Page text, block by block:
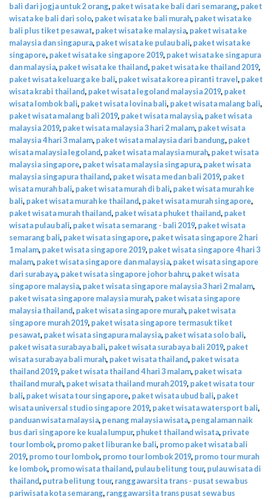
bali dari jogja untuk 2 orang, paket wisata ke bali dari semarang, paket
wisata ke bali dari solo, paket wisata ke bali murah, paket wisata ke
bali plus tiket pesawat, paket wisata ke malaysia, paket wisata ke
malaysia dan singapura, paket wisata ke pulau bali, paket wisata ke
singapore, paket wisata ke singapore 2019, paket wisata ke singapura
dan malaysia, paket wisata ke thailand, paket wisata ke thailand 2019,
paket wisata keluarga ke bali, paket wisata korea piranti travel, paket
wisata krabi thailand, paket wisata legoland malaysia 2019, paket
wisata lombok bali, paket wisata lovina bali, paket wisata malang bali,
paket wisata malang bali 2019, paket wisata malaysia, paket wisata
malaysia 2019, paket wisata malaysia 3 hari 2 malam, paket wisata
malaysia 4 hari 3 malam, paket wisata malaysia dari bandung, paket
wisata malaysia legoland, paket wisata malaysia murah, paket wisata
malaysia singapore, paket wisata malaysia singapura, paket wisata
malaysia singapura thailand, paket wisata medan bali 2019, paket
wisata murah bali, paket wisata murah di bali, paket wisata murah ke
bali, paket wisata murah ke thailand, paket wisata murah singapore,
paket wisata murah thailand, paket wisata phuket thailand, paket
wisata pulau bali, paket wisata semarang - bali 2019, paket wisata
semarang bali, paket wisata singapore, paket wisata singapore 2 hari
1 malam, paket wisata singapore 2019, paket wisata singapore 4 hari 3
malam, paket wisata singapore dan malaysia, paket wisata singapore
dari surabaya, paket wisata singapore johor bahru, paket wisata
singapore malaysia, paket wisata singapore malaysia 3 hari 2 malam,
paket wisata singapore malaysia murah, paket wisata singapore
malaysia thailand, paket wisata singapore murah, paket wisata
singapore murah 2019, paket wisata singapore termasuk tiket
pesawat, paket wisata singapura malaysia, paket wisata solo bali,
paket wisata surabaya bali, paket wisata surabaya bali 2019, paket
wisata surabaya bali murah, paket wisata thailand, paket wisata
thailand 2019, paket wisata thailand 4 hari 3 malam, paket wisata
thailand murah, paket wisata thailand murah 2019, paket wisata tour
bali, paket wisata tour singapore, paket wisata ubud bali, paket
wisata universal studio singapore 2019, paket wisata watersport bali,
panduan wisata malaysia, penang malaysia wisata, pengalaman naik
bus dari singapore ke kuala lumpur, phuket thailand wisata, private
tour lombok, promo paket liburan ke bali, promo paket wisata bali
2019, promo tour lombok, promo tour lombok 2019, promo tour murah
ke lombok, promo wisata thailand, pulau belitung tour, pulau wisata di
thailand, putra belitung tour, ranggawarsita trans - pusat sewa bus
pariwisata kota semarang, ranggawarsita trans pusat sewa bus